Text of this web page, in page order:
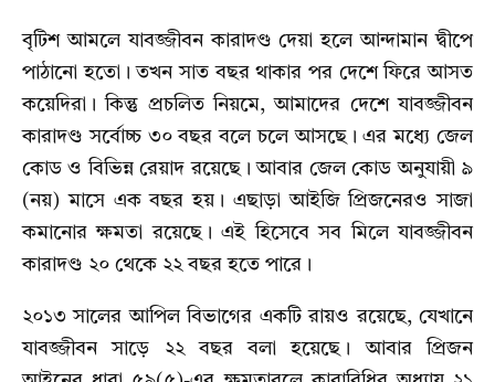
বৃটিশ আমলে যাবজ্জীবন কারাদণ্ড দেয়া হলে আন্দামান দ্বীপে
পাঠানো হতো। তখন সাত বছর থাকার পর দেশে ফিরে আসত
কয়েদিরা। কিন্তু প্রচলিত নিয়মে, আমাদের দেশে যাবজ্জীবন
কারাদণ্ড সর্বোচ্চ ৩০ বছর বলে চলে আসছে। এর মধ্যে জেল
কোড ও বিভিন্ন রেয়াদ রয়েছে। আবার জেল কোড অনুযায়ী ৯
(নয়) মাসে এক বছর হয়। এছাড়া আইজি প্রিজনেরও সাজা
কমানোর ক্ষমতা রয়েছে। এই হিসেবে সব মিলে যাবজ্জীবন
কারাদণ্ড ২০ থেকে ২২ বছর হতে পারে।
২০১৩ সালের আপিল বিভাগের একটি রায়ও রয়েছে, যেখানে
যাবজ্জীবন সাড়ে ২২ বছর বলা হয়েছে। আবার প্রিজন